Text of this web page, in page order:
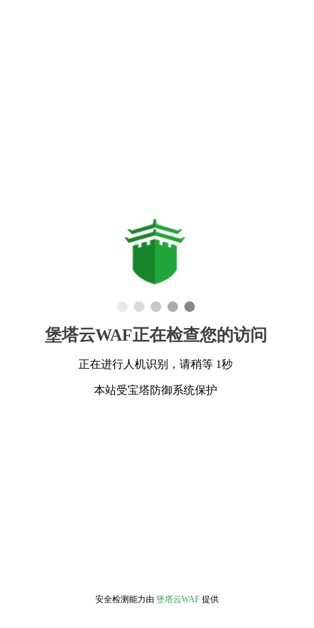
堡塔云WAF正在检查您的访问
正在进行人机识别，请稍等 1秒
本站受宝塔防御系统保护
安全检测能力由 堡塔云WAF 提供